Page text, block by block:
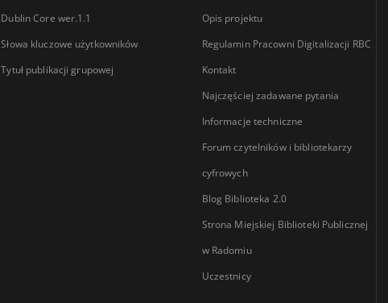
Dublin Core wer.1.1
Słowa kluczowe użytkowników
Tytuł publikacji grupowej
Opis projektu
Regulamin Pracowni Digitalizacji RBC
Kontakt
Najczęściej zadawane pytania
Informacje techniczne
Forum czytelników i bibliotekarzy
cyfrowych
Blog Biblioteka 2.0
Strona Miejskiej Biblioteki Publicznej
w Radomiu
Uczestnicy